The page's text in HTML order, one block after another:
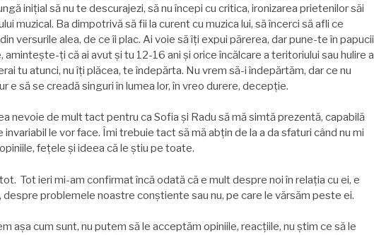
inițial să nu te descurajezi, să nu începi cu critica, ironizarea prietenilor săi
muzical. Ba dimpotrivă să fii la curent cu muzica lui, să încerci să afli ce
versurile alea, de ce îi plac. Ai voie să îți expui părerea, dar pune-te în papucii
aminteşte-ți că ai avut şi tu 12-16 ani şi orice încălcare a teritoriului sau hulire a
tu atunci, nu îți plăcea, te îndepărta. Nu vrem să-i îndepărtăm, dar ce nu
e să se creadă singuri în lumea lor, în vreo durere, decepție.
nevoie de mult tact pentru ca Sofia şi Radu să mă simtă prezentă, capabilă
le vor face. Îmi trebuie tact să mă abțin de la a da sfaturi când nu mi
fețele şi ideea că le ştiu pe toate.
Tot ieri mi-am confirmat încă odată că e mult despre noi în relația cu ei, e
problemele noastre conştiente sau nu, pe care le vărsăm peste ei.
aşa cum sunt, nu putem să le acceptăm opiniile, reacțiile, nu ştim ce să le